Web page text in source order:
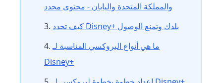
والمملكة المتحدة واليابان - محتوى محدد
كيف تحدد Disney+ بلدك وتمنع الوصول
ما هي أنواع البروكسي المناسبة لـ
Disney+